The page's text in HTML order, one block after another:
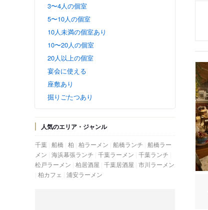
3〜4人の個室
5〜10人の個室
10人未満の個室あり
10〜20人の個室
20人以上の個室
宴会に使える
座敷あり
掘りごたつあり
人気のエリア・ジャンル
千葉 船橋 柏 柏ラーメン 船橋ランチ 船橋ラー
メン 海浜幕張ランチ 千葉ラーメン 千葉ランチ
松戸ラーメン 柏居酒屋 千葉居酒屋 市川ラーメン
柏カフェ
浦安ラーメン